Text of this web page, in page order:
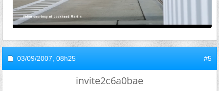
03/09/2007, 08h25 #5
invite2c6a0bae